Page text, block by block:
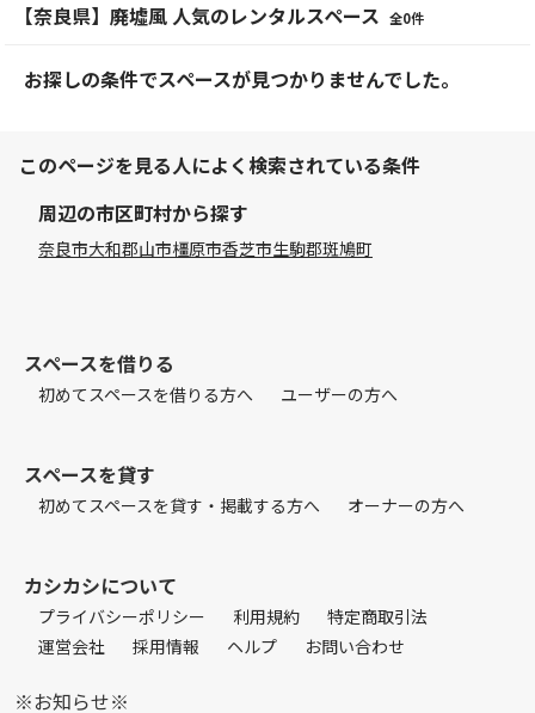
【奈良県】廃墟風 人気のレンタルスペース 全0件
お探しの条件でスペースが見つかりませんでした。
このページを見る人によく検索されている条件
周辺の市区町村から探す
奈良市大和郡山市橿原市香芝市生駒郡斑鳩町
スペースを借りる
初めてスペースを借りる方へ ユーザーの方へ
スペースを貸す
初めてスペースを貸す・掲載する方へ オーナーの方へ
カシカシについて
プライバシーポリシー 利用規約
特定商取引法
運営会社
採用情報 ヘルプ お問い合わせ
※お知らせ※